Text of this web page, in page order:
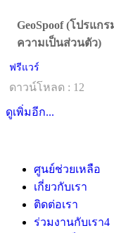
GeoSpoof (โปรแก
ความเป็นส่วนตัว)
ฟรีแวร์
ดาวน์โหลด : 12
ดูเพิ่มอีก...
ศูนย์ช่วยเหลือ
เกี่ยวกับเรา
ติดต่อเรา
ร่วมงานกับเรา4